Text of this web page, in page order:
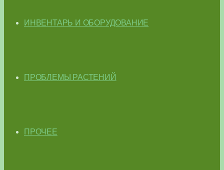
ИНВЕНТАРЬ И ОБОРУДОВАНИЕ
ПРОБЛЕМЫ РАСТЕНИЙ
ПРОЧЕЕ